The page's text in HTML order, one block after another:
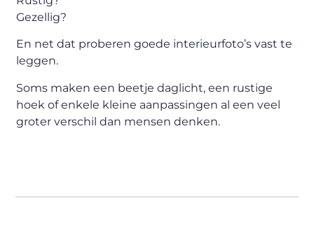
Gezellig?
En net dat proberen goede interieurfoto’s vast te
leggen.
Soms maken een beetje daglicht, een rustige
hoek of enkele kleine aanpassingen al een veel
groter verschil dan mensen denken.